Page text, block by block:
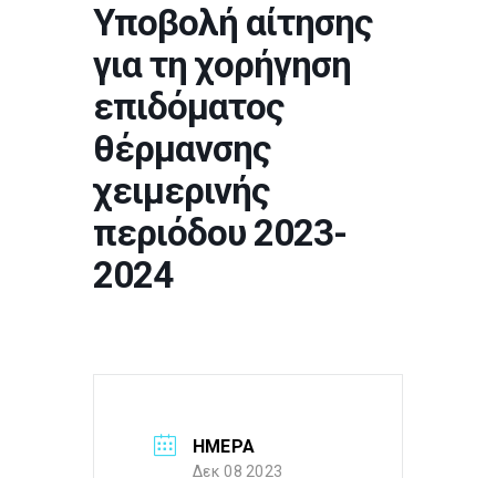
Υποβολή αίτησης
για τη χορήγηση
επιδόματος
θέρμανσης
χειμερινής
περιόδου 2023-
2024
ΗΜΕΡΑ
Δεκ 08 2023